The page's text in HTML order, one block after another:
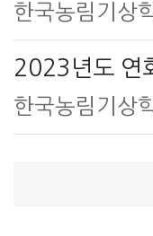
한국농림기상
2023년도 연
한국농림기상